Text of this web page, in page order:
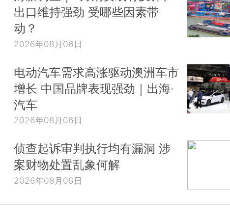
出口维持强劲 受哪些因素带
动？
2026年08月06日
电动汽车需求高涨驱动澳洲车市
增长 中国品牌表现强劲｜出海·
汽车
2026年08月06日
侦查起诉审判执行均有漏洞 涉
案财物处置乱象何解
2026年08月06日